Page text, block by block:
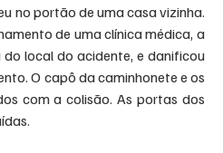
no portão de uma casa vizinha.
de uma clínica médica, a
local do acidente, e danificou
O capô da caminhonete e os
com a colisão. As portas dos